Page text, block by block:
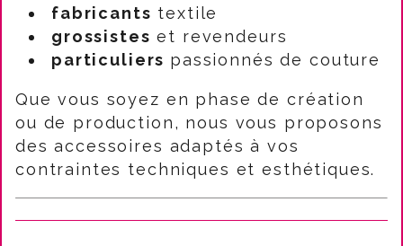
fabricants textile
grossistes et revendeurs
particuliers passionnés de couture
Que vous soyez en phase de création
ou de production, nous vous proposons
des accessoires adaptés à vos
contraintes techniques et esthétiques.